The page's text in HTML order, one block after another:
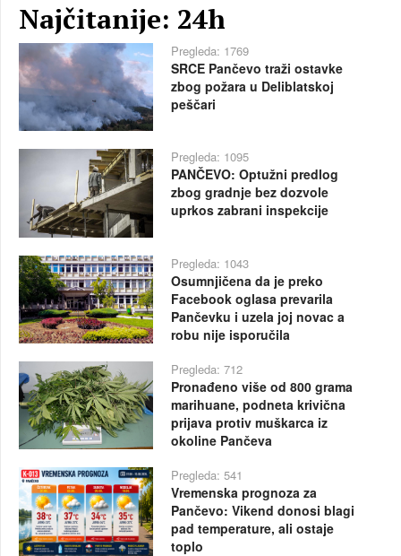
Najčitanije: 24h
Pregleda: 1769
SRCE Pančevo traži ostavke
zbog požara u Deliblatskoj
peščari
Pregleda: 1095
PANČEVO: Optužni predlog
zbog gradnje bez dozvole
uprkos zabrani inspekcije
Pregleda: 1043
Osumnjičena da je preko
Facebook oglasa prevarila
Pančevku i uzela joj novac a
robu nije isporučila
Pregleda: 712
Pronađeno više od 800 grama
marihuane, podneta krivična
prijava protiv muškarca iz
okoline Pančeva
Pregleda: 541
Vremenska prognoza za
Pančevo: Vikend donosi blagi
pad temperature, ali ostaje
toplo